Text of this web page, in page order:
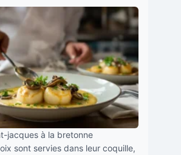
jacques à la bretonne
sont servies dans leur coquille,